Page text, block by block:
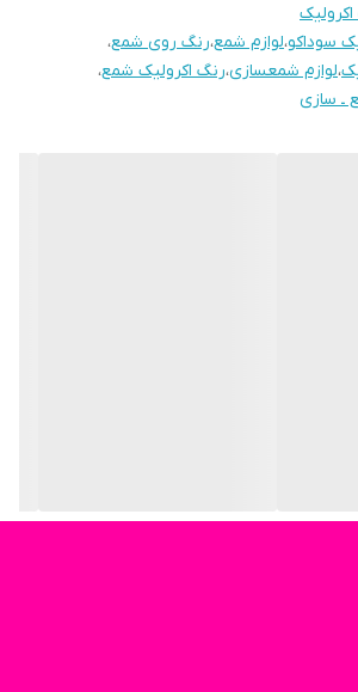
اکرولیک
سوداکو،لوازم شمع،رنگ روی شمع،
،لوازم شمعسازی،رنگ اکرولیک شمع،
ـ سازی